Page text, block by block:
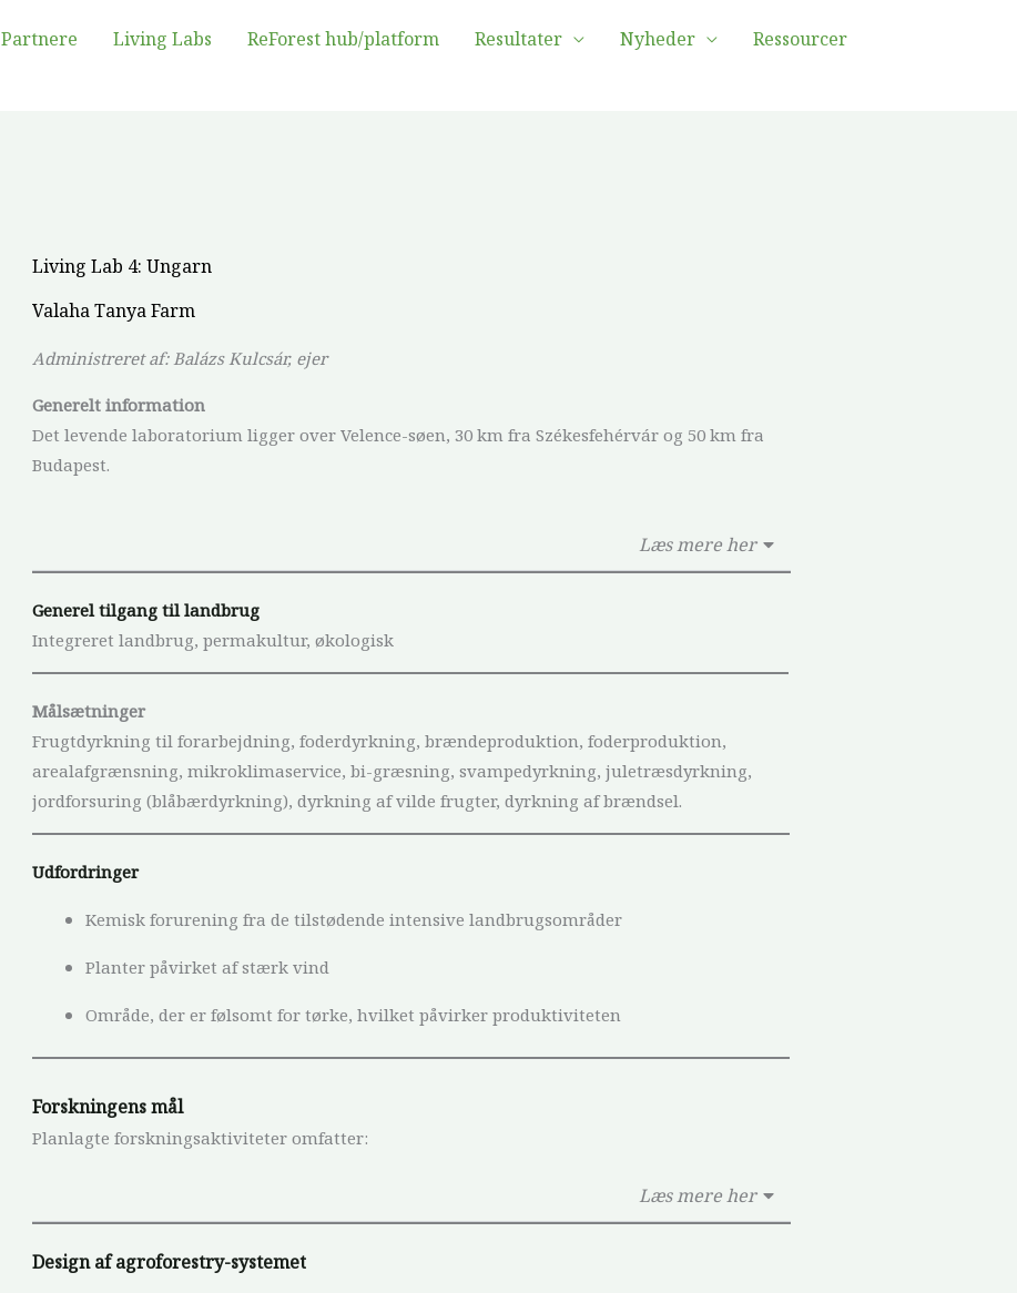
Partnere Living Labs ReForest hub/platform Resultater Nyheder
Ressourcer
Living Lab 4: Ungarn
Valaha Tanya Farm
Administreret af: Balázs Kulcsár, ejer
Generelt information
Det levende laboratorium ligger over Velence-søen, 30 km fra Székesfehérvár og 50 km fra
Budapest.
Læs mere her
Generel tilgang til landbrug
Integreret landbrug, permakultur, økologisk
Målsætninger
Frugtdyrkning til forarbejdning, foderdyrkning, brændeproduktion, foderproduktion,
arealafgrænsning, mikroklimaservice, bi-græsning, svampedyrkning, juletræsdyrkning,
jordforsuring (blåbærdyrkning), dyrkning af vilde frugter, dyrkning af brændsel.
Udfordringer
Kemisk forurening fra de tilstødende intensive landbrugsområder
Planter påvirket af stærk vind
Område, der er følsomt for tørke, hvilket påvirker produktiviteten
Forskningens mål
Planlagte forskningsaktiviteter omfatter:
Læs mere her
Design af agroforestry-systemet